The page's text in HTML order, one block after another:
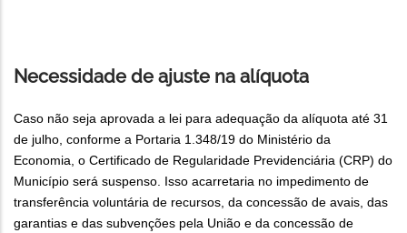
Necessidade de ajuste na alíquota
Caso não seja aprovada a lei para adequação da alíquota até 31
de julho, conforme a Portaria 1.348/19 do Ministério da
Economia, o Certificado de Regularidade Previdenciária (CRP) do
Município será suspenso. Isso acarretaria no impedimento de
transferência voluntária de recursos, da concessão de avais, das
garantias e das subvenções pela União e da concessão de